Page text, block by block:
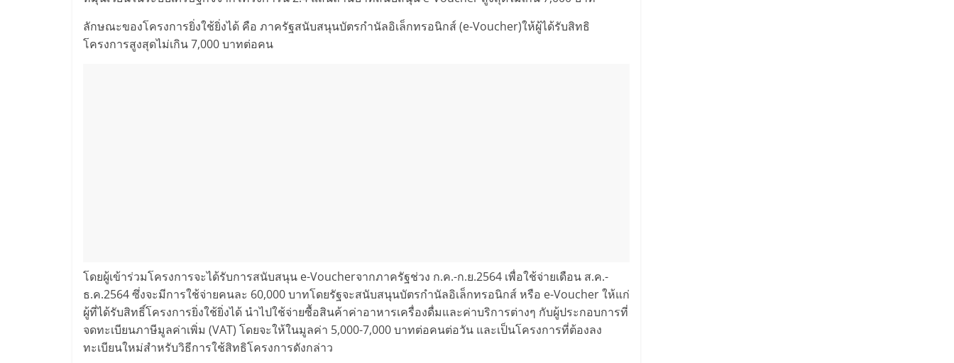
ลักษณะของโครงการยิ่งใช้ยิ่งได้ คือ ภาครัฐสนับสนุนบัตรกำนัลอิเล็กทรอนิกส์ (e-Voucher)ให้ผู้ได้รับสิทธิ
โครงการสูงสุดไม่เกิน 7,000 บาทต่อคน
โดยผู้เข้าร่วมโครงการจะได้รับการสนับสนุน e-Voucherจากภาครัฐช่วง ก.ค.-ก.ย.2564 เพื่อใช้จ่ายเดือน ส.ค.-
ธ.ค.2564 ซึ่งจะมีการใช้จ่ายคนละ 60,000 บาทโดยรัฐจะสนับสนุนบัตรกำนัลอิเล็กทรอนิกส์ หรือ e-Voucher ให้แก่
ผู้ที่ได้รับสิทธิ์โครงการยิ่งใช้ยิ่งได้ นำไปใช้จ่ายซื้อสินค้าค่าอาหารเครื่องดื่มและค่าบริการต่างๆ กับผู้ประกอบการที่
จดทะเบียนภาษีมูลค่าเพิ่ม (VAT) โดยจะให้ในมูลค่า 5,000-7,000 บาทต่อคนต่อวัน และเป็นโครงการที่ต้องลง
ทะเบียนใหม่สำหรับวิธีการใช้สิทธิโครงการดังกล่าว